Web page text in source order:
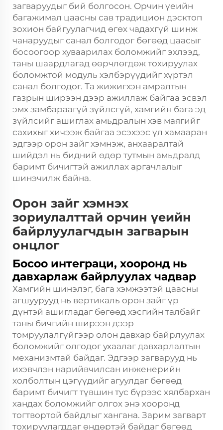
загваруудыг бий болгосон. Орчин үеийн
багажимал цаасны сав традицион дэсктоп
зохион байгуулагчид өгөх чадахгүй шинж
чанаруудыг санал болгодог бөгөөд цаасыг
босоогоор хуваарилах боломжийг эхлээд,
таны шаардлагад өөрчлөгдөж тохируулах
боломжтой модуль хэлбэрүүдийг хүртэл
санал болгодог. Та жижигхэн амралтын
газрын ширээн дээр ажиллаж байгаа эсвэл
эмх замбараагүй зүйлсгүй, хамгийн бага эд
зүйлсийг ашиглах амьдралын хэв маягийг
сахихыг хичээж байгаа эсэхээс үл хамааран
эдгээр орон зайг хэмнэж, анхааралтай
шийдэл нь бидний өдөр тутмын амьдралд
баримт бичигтэй ажиллах аргачлалыг
шинэчилж байна.
Орон зайг хэмнэх
зориулалттай орчин үеийн
байрлуулагчдын загварын
онцлог
Босоо интеграци, хооронд нь
давхарлаж байрлуулах чадвар
Хамгийн шинэлэг, бага хэмжээтэй цаасны
агшуурууд нь вертикаль орон зайг үр
дүнтэй ашигладаг бөгөөд хэсгийн талбайг
таны бичгийн ширээн дээр
томруулалгүйгээр олон давхар байрлуулах
боломжийг олгодог ухаалаг давхарлалтын
механизмтай байдаг. Эдгээр загварууд нь
ихэвчлэн нарийвчилсан инженерийн
холболтын цэгүүдийг агуулдаг бөгөөд
баримт бичигт түвшин тус бүрээс хялбархан
хандах боломжийг олгох энэ хооронд
тогтвортой байдлыг хангана. Зарим загварт
тохируулагддаг өндөртэй байдаг бөгөөд